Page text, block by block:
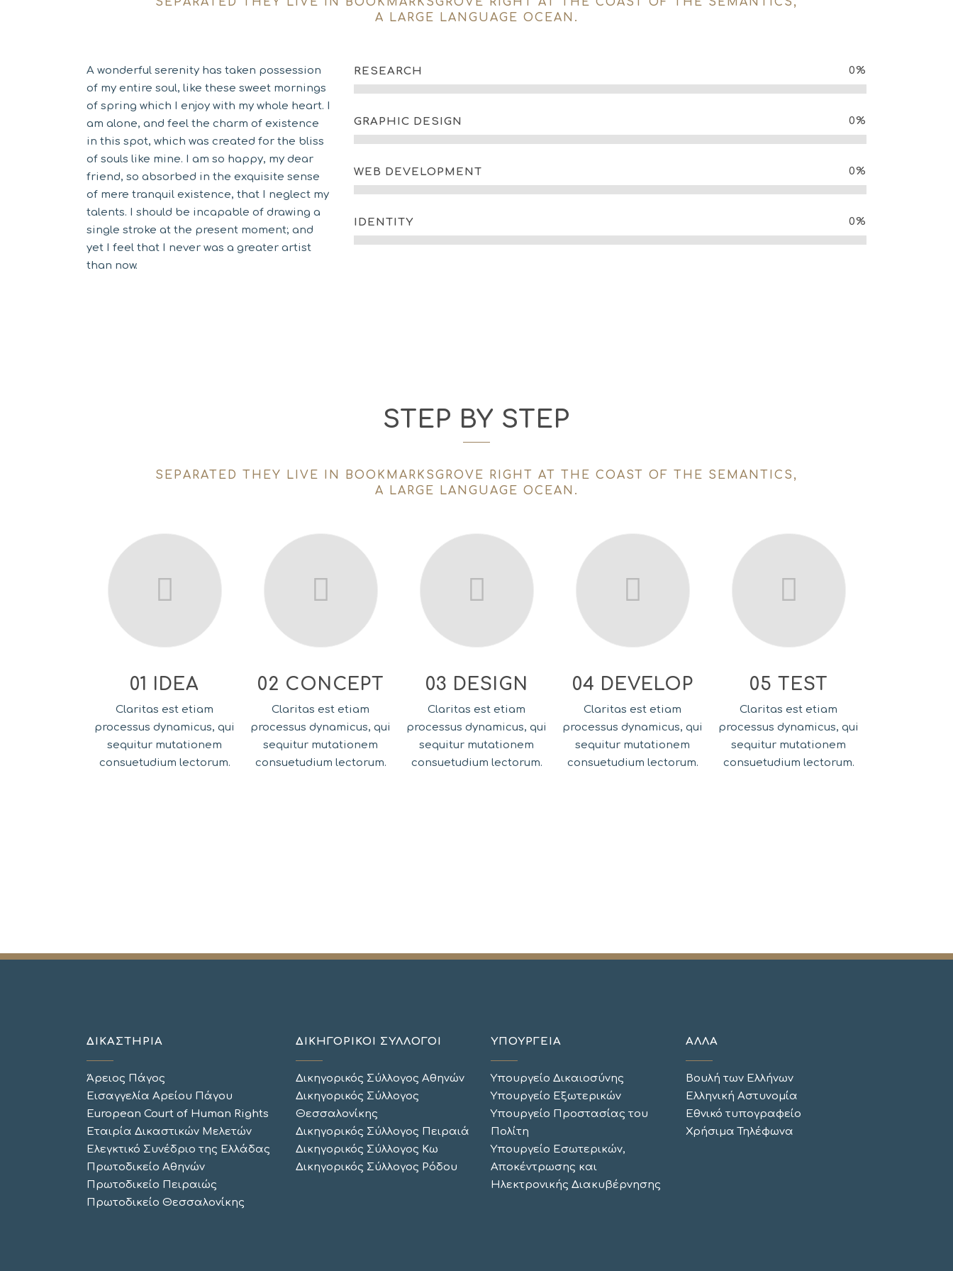
A LARGE LANGUAGE OCEAN.
A wonderful serenity has taken possession
of my entire soul, like these sweet mornings
of spring which I enjoy with my whole heart. I
am alone, and feel the charm of existence
in this spot, which was created for the bliss
of souls like mine. I am so happy, my dear
friend, so absorbed in the exquisite sense
of mere tranquil existence, that I neglect my
talents. I should be incapable of drawing a
single stroke at the present moment; and
yet I feel that I never was a greater artist
than now.
RESEARCH 0%
GRAPHIC DESIGN 0%
WEB DEVELOPMENT 0%
IDENTITY 0%
STEP BY STEP
SEPARATED THEY LIVE IN BOOKMARKSGROVE RIGHT AT THE COAST OF THE SEMANTICS,
A LARGE LANGUAGE OCEAN.
01 IDEA
Claritas est etiam
processus dynamicus, qui
sequitur mutationem
consuetudium lectorum.
02 CONCEPT
Claritas est etiam
processus dynamicus, qui
sequitur mutationem
consuetudium lectorum.
03 DESIGN
Claritas est etiam
processus dynamicus, qui
sequitur mutationem
consuetudium lectorum.
04 DEVELOP
Claritas est etiam
processus dynamicus, qui
sequitur mutationem
consuetudium lectorum.
05 TEST
Claritas est etiam
processus dynamicus, qui
sequitur mutationem
consuetudium lectorum.
ΔΙΚΑΣΤΗΡΙΑ
Άρειος Πάγος
Εισαγγελία Αρείου Πάγου
European Court of Human Rights
Εταιρία Δικαστικών Μελετών
Ελεγκτικό Συνέδριο της Ελλάδας
Πρωτοδικείο Αθηνών
Πρωτοδικείο Πειραιώς
Πρωτοδικείο Θεσσαλονίκης
ΔΙΚΗΓΟΡΙΚΟΙ ΣΥΛΛΟΓΟΙ
Δικηγορικός Σύλλογος Αθηνών
Δικηγορικός Σύλλογος
Θεσσαλονίκης
Δικηγορικός Σύλλογος Πειραιά
Δικηγορικός Σύλλογος Κω
Δικηγορικός Σύλλογος Ρόδου
ΥΠΟΥΡΓΕΙΑ
Υπουργείο Δικαιοσύνης
Υπουργείο Εξωτερικών
Υπουργείο Προστασίας του
Πολίτη
Υπουργείο Εσωτερικών,
Αποκέντρωσης και
Ηλεκτρονικής Διακυβέρνησης
ΑΛΛΑ
Βουλή των Ελλήνων
Ελληνική Αστυνομία
Εθνικό τυπογραφείο
Χρήσιμα Τηλέφωνα